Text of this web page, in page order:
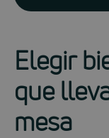
Elegir
que
mesa